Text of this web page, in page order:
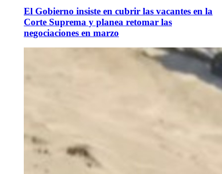
El Gobierno insiste en cubrir las vacantes en la
Corte Suprema y planea retomar las
negociaciones en marzo